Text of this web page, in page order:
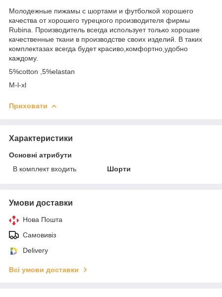
Молодежные пижамы с шортами и футболкой хорошего
качества от хорошего турецкого производителя фирмы
Rubina. Производитель всегда использует только хорошие
качественные ткани в производстве своих изделий. В таких
комплектазах всегда будет красиво,комфортно,удобно
каждому.
5%cotton ,5%elastan
M-l-xl
Приховати
Характеристики
Основні атрибути
В комплект входить
Шорти
Умови доставки
Нова Пошта
Самовивіз
Delivery
Всі умови доставки